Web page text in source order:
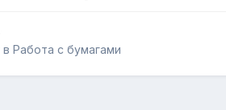
в Работа с бумагами